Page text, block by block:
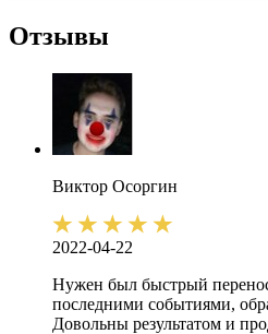
Отзывы
Виктор Осоргин
2022-04-22
Нужен был быстрый
последними событиями,
Довольны результатом и